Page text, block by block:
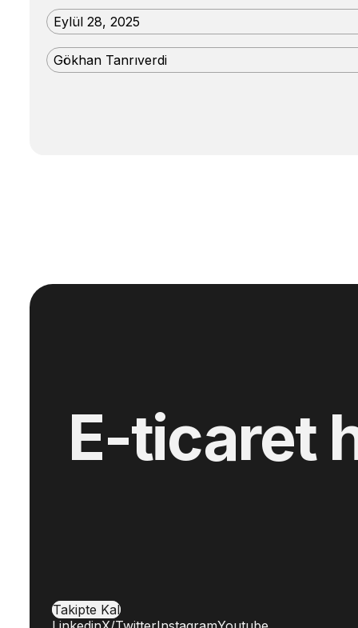
Eylül 28, 2025
Gökhan Tanrıverdi
E-ticaret
Takipte Kal